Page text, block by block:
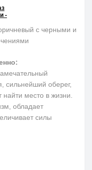
-
с черными и
сильнейший оберег,
место в жизни.
обладает
силы